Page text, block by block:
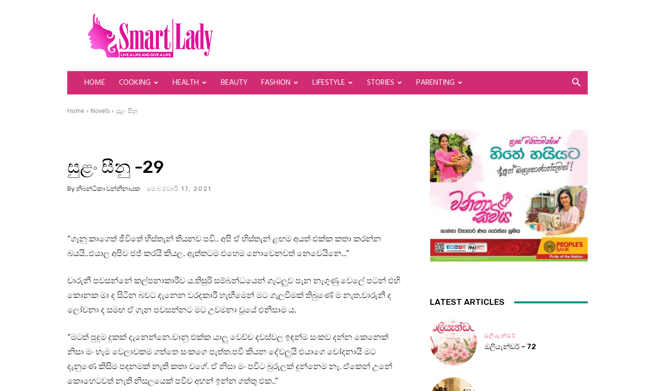
SmartLady
HOME COOKING HEALTH BEAUTY FASHION LIFESTYLE STORIES PARENTING
Home Novels සුළං සීනු
සුළං සීනු -29
By නිබන්ධිකා වන්නිනායක පෙබරවාරි 17, 2021
“ගෑනු කාගෙත් ජීවිතේ හිස්තැන් තියනව පවී.. අපි ඒ හිස්තැන් ළඟම අයත් එක්ක කතා කරන්න
බයයි..එයාල අපිව ජජ් කරයි කියල. ඇත්තටම එහෙම නොවෙනවත් නෙවෙයිනෙ…”
චාරුනී පවසන්නේ කල්පනාකාරීව ය.තිසුරි සම්බන්ධයෙන් ගැටලුව පැන නැගුණු වෙලේ පටන් එහි
කොනක මා ද සිටින බවට දැනෙන වරදකාරී හැඟීමෙන් මට ගැලවීමක් තිබුණේ ම නැත.චාරුනී ද
ලෝචනා ද සමඟ ඒ ගැන පවසන්නට මට උවමනා වූයේ එනිසාම ය.
“මටත් පුදුම දුකක් දැනෙන්නෙ.චානු එක්ක යාලු වෙච්ච දවස්වල ඉඳන්ම සංකව දන්න කෙනෙක්
නිසා මං හැම වෙලාවකම ගත්තෙ සංකගෙ පැත්ත.පවී කියන දේවලුයි එයාගෙ චෝදනායි මට
දැනුණෙ කිසිම පදනමක් නැති කතා වගේ. ඒ නිසා මං පවීට බුරුලක් දුන්නෙම නෑ. ඒකෙන් උනේ
කොහෙටවත් නැති නිසලයෙක් පවීව අහන් ඉන්න ගත්තු එක..”
LATEST ARTICLES
ඔලියැන්ඩර්
ඔලියැන්ඩර් – 72